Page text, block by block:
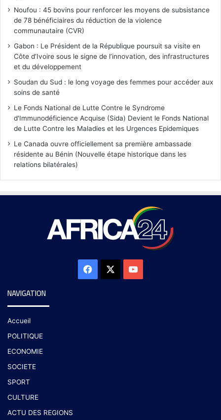
Noufou : 45 bovins pour renforcer les moyens de subsistance
de 78 bénéficiaires du réduction de la violence
communautaire (CVR)
Gabon : Le Président de la République poursuit sa visite en
Côte d’Ivoire sous le signe de l’innovation, des infrastructures
et du développement
Soudan du Sud : le long voyage des femmes pour accéder aux
soins de santé
Le Fonds National de Lutte Contre le Syndrome
d'Immunodéficience Acquise (Sida) Devient le Fonds National
de Lutte Contre les Maladies et les Urgences Epidemiques
Le Canada ouvre officiellement sa première ambassade
résidente au Bénin (Nouvelle étape historique dans les
relations bilatérales)
NAVIGATION
Accueil
POLITIQUE
ECONOMIE
SOCIETE
SPORT
CULTURE
ACTU DES REGIONS